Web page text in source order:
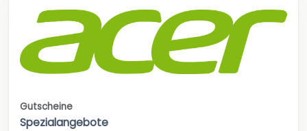
Gutscheine
Spezialangebote